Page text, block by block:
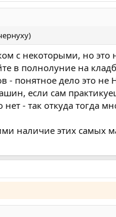
с некоторыми, но это
в полнолуние на
понятное дело это не
если сам
- так откуда тогда
наличие этих самых